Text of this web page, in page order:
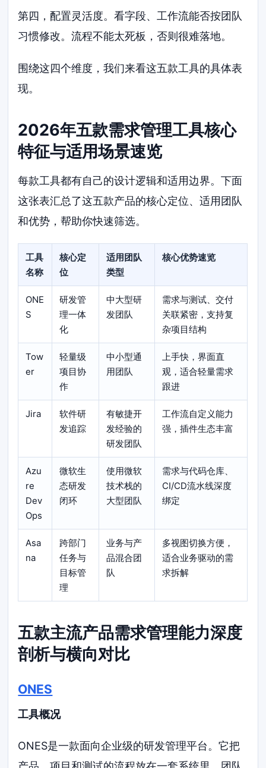
第四，配置灵活度。看字段、工作流能否按团队
习惯修改。流程不能太死板，否则很难落地。
围绕这四个维度，我们来看这五款工具的具体表
现。
2026年五款需求管理工具核心
特征与适用场景速览
每款工具都有自己的设计逻辑和适用边界。下面
这张表汇总了这五款产品的核心定位、适用团队
和优势，帮助你快速筛选。
工具
名称
核心定
位
适用团队
类型
核心优势速览
ONE
S
研发管
理一体
化
中大型研
发团队
需求与测试、交付
关联紧密，支持复
杂项目结构
Tow
er
轻量级
项目协
作
中小型通
用团队
上手快，界面直
观，适合轻量需求
跟进
Jira
软件研
发追踪
有敏捷开
发经验的
研发团队
工作流自定义能力
强，插件生态丰富
Azu
re
Dev
Ops
微软生
态研发
闭环
使用微软
技术栈的
大型团队
需求与代码仓库、
CI/CD流水线深度
绑定
Asa
na
跨部门
任务与
目标管
理
业务与产
品混合团
队
多视图切换方便，
适合业务驱动的需
求拆解
五款主流产品需求管理能力深度
剖析与横向对比
ONES
工具概况
ONES是一款面向企业级的研发管理平台。它把